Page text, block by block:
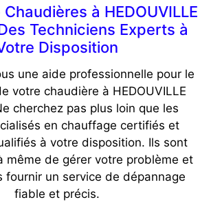
à HEDOUVILLE
Techniciens Experts à
Disposition
une aide professionnelle pour le
votre chaudière à HEDOUVILLE
cherchez pas plus loin que les
en chauffage certifiés et
à votre disposition. Ils sont
même de gérer votre problème et
fournir un service de dépannage
fiable et précis.